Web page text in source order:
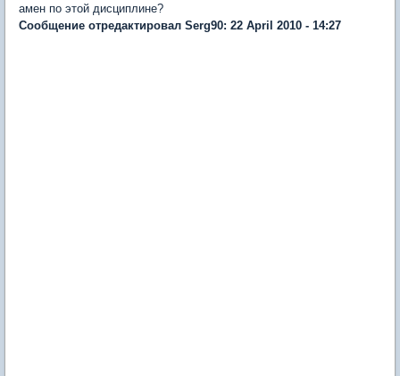
амен по этой дисциплине?
Сообщение отредактировал Serg90: 22 April 2010 - 14:27